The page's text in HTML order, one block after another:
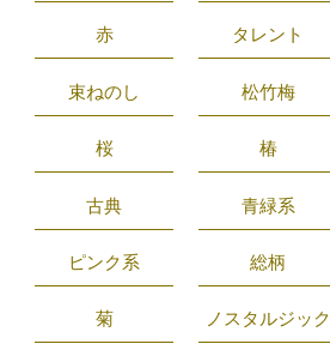
赤 タレント
束ねのし 松竹梅
桜 椿
古典 青緑系
ピンク系 総柄
菊 ノスタルジック